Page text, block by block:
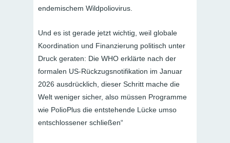
endemischem Wildpoliovirus.
Und es ist gerade jetzt wichtig, weil globale
Koordination und Finanzierung politisch unter
Druck geraten: Die WHO erklärte nach der
formalen US-Rückzugsnotifikation im Januar
2026 ausdrücklich, dieser Schritt mache die
Welt weniger sicher, also müssen Programme
wie PolioPlus die entstehende Lücke umso
entschlossener schließen“